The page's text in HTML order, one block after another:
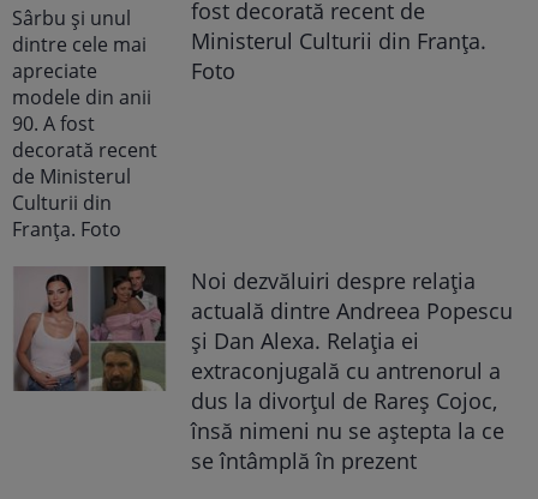
fost decorată recent de
Ministerul Culturii din Franța.
Foto
Noi dezvăluiri despre relația
actuală dintre Andreea Popescu
și Dan Alexa. Relația ei
extraconjugală cu antrenorul a
dus la divorțul de Rareș Cojoc,
însă nimeni nu se aștepta la ce
se întâmplă în prezent